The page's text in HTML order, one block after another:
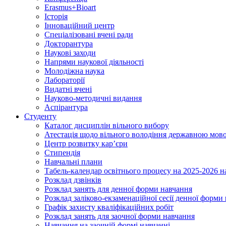
Erasmus+Bioart
Історія
Інноваційний центр
Спеціалізовані вчені ради
Докторантура
Наукові заходи
Напрями наукової діяльності
Молодіжна наука
Лабораторії
Видатні вчені
Науково-методичні видання
Аспірантура
Студенту
Каталог дисциплін вільного вибору
Атестація щодо вільного володіння державною
Центр розвитку кар’єри
Стипендія
Навчальні плани
Табель-календар освітнього процесу на 2025-2026
Розклад дзвінків
Розклад занять для денної форми навчання
Розклад заліково-екзаменаційної сесії денної
Графік захисту кваліфікаційних робіт
Розклад занять для заочної форми навчання